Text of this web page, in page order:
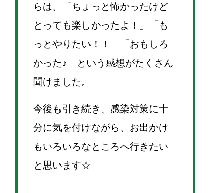
らは、「ちょっと怖かったけど
とっても楽しかったよ！」「も
っとやりたい！！」「おもしろ
かった♪」という感想がたくさん
聞けました。
今後も引き続き、感染対策に十
分に気を付けながら、お出かけ
もいろいろなところへ行きたい
と思います☆